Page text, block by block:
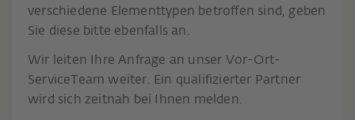
verschiedene Elementtypen betroffen sind, geben
Sie diese bitte ebenfalls an.
Wir leiten Ihre Anfrage an unser Vor-Ort-
ServiceTeam weiter. Ein qualifizierter Partner
wird sich zeitnah bei Ihnen melden.